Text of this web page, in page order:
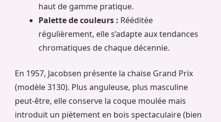
haut de gamme pratique.
Palette de couleurs : Rééditée
régulièrement, elle s’adapte aux tendances
chromatiques de chaque décennie.
En 1957, Jacobsen présente la chaise Grand Prix
(modèle 3130). Plus anguleuse, plus masculine
peut-être, elle conserve la coque moulée mais
introduit un piètement en bois spectaculaire (bien